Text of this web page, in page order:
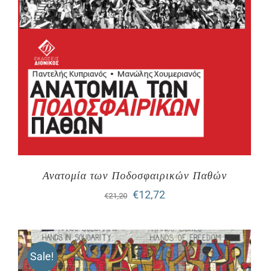
Ανατομία των Ποδοσφαιρικών Παθών
€21,20
Original
was:
€21,20.
€12,72Η
τιμή
είναι:
Sale!